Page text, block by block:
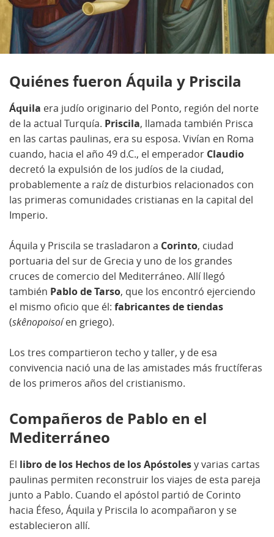
Quiénes fueron Áquila y Priscila
Áquila era judío originario del Ponto, región del norte
de la actual Turquía. Priscila, llamada también Prisca
en las cartas paulinas, era su esposa. Vivían en Roma
cuando, hacia el año 49 d.C., el emperador Claudio
decretó la expulsión de los judíos de la ciudad,
probablemente a raíz de disturbios relacionados con
las primeras comunidades cristianas en la capital del
Imperio.
Áquila y Priscila se trasladaron a Corinto, ciudad
portuaria del sur de Grecia y uno de los grandes
cruces de comercio del Mediterráneo. Allí llegó
también Pablo de Tarso, que los encontró ejerciendo
el mismo oficio que él: fabricantes de tiendas
(skênopoisoíen griego).
Los tres compartieron techo y taller, y de esa
convivencia nació una de las amistades más fructíferas
de los primeros años del cristianismo.
Compañeros de Pablo en el
Mediterráneo
El libro de los Hechos de los Apóstolesy varias cartas
paulinas permiten reconstruir los viajes de esta pareja
junto a Pablo. Cuando el apóstol partió de Corinto
hacia Éfeso, Áquila y Priscila lo acompañaron y se
establecieron allí.